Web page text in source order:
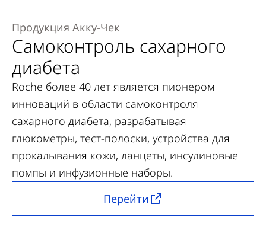
Продукция Акку-Чек
Самоконтроль сахарного
диабета
Roche более 40 лет является пионером
инноваций в области самоконтроля
сахарного диабета, разрабатывая
глюкометры, тест-полоски, устройства для
прокалывания кожи, ланцеты, инсулиновые
помпы и инфузионные наборы.
Перейти